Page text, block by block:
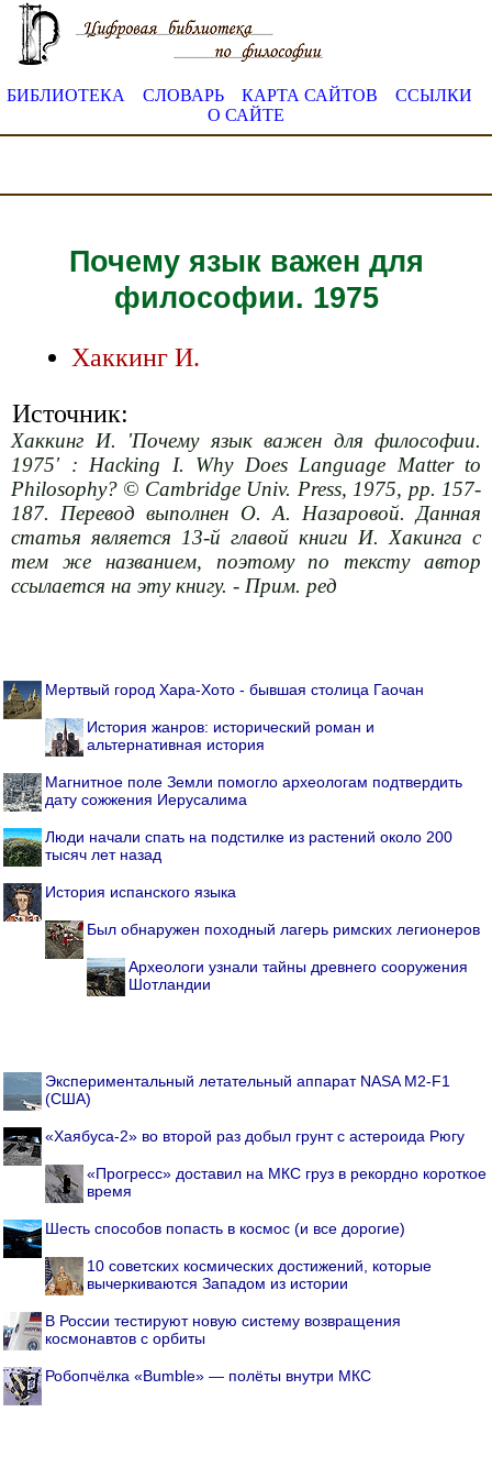
БИБЛИОТЕКА СЛОВАРЬ КАРТА САЙТОВ
ССЫЛКИ
О САЙТЕ
Почему язык важен для
философии. 1975
Хаккинг И.
Источник:
Хаккинг И. 'Почему язык важен для философии.
1975' : Hacking I. Why Does Language Matter to
Philosophy? © Cambridge Univ. Press, 1975, pp. 157-
187. Перевод выполнен О. А. Назаровой. Данная
статья является 13-й главой книги И. Хакинга с
тем же названием, поэтому по тексту автор
ссылается на эту книгу. - Прим. ред
Мертвый город Хара-Хото - бывшая столица Гаочан
История жанров: исторический роман и
альтернативная история
Магнитное поле Земли помогло археологам подтвердить
дату сожжения Иерусалима
Люди начали спать на подстилке из растений около 200
тысяч лет назад
История испанского языка
Был обнаружен походный лагерь римских легионеров
Археологи узнали тайны древнего сооружения
Шотландии
Экспериментальный летательный аппарат NASA M2-F1
(США)
«Хаябуса-2» во второй раз добыл грунт с астероида Рюгу
«Прогресс» доставил на МКС груз в рекордно короткое
время
Шесть способов попасть в космос (и все дорогие)
10 советских космических достижений, которые
вычеркиваются Западом из истории
В России тестируют новую систему возвращения
космонавтов с орбиты
Робопчёлка «Bumble» — полёты внутри МКС